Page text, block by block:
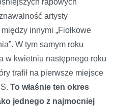
artysty
innymi „Fiołkowe
W tym samym roku
w kwietniu następnego roku
trafił na pierwsze miejsce
To właśnie ten okres
jednego z najmocniej